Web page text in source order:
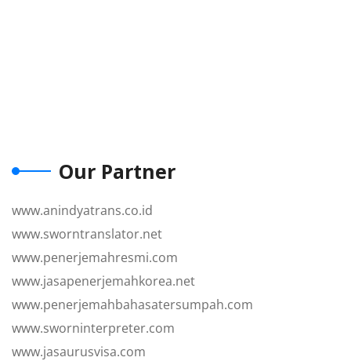
Our Partner
www.anindyatrans.co.id
www.sworntranslator.net
www.penerjemahresmi.com
www.jasapenerjemahkorea.net
www.penerjemahbahasatersumpah.com
www.sworninterpreter.com
www.jasaurusvisa.com